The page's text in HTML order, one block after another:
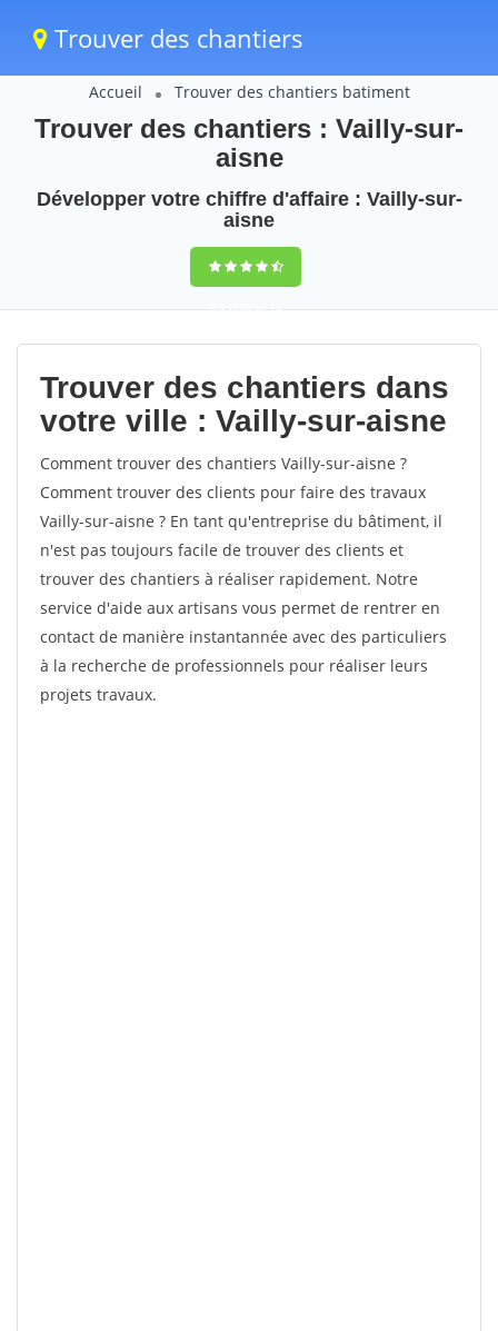
Trouver des chantiers
Accueil Trouver des chantiers batiment
Trouver des chantiers : Vailly-sur-
aisne
Développer votre chiffre d'affaire : Vailly-sur-
aisne
9,5(100%)70
votes
Trouver des chantiers dans
votre ville : Vailly-sur-aisne
Comment trouver des chantiers Vailly-sur-aisne ?
Comment trouver des clients pour faire des travaux
Vailly-sur-aisne ? En tant qu'entreprise du bâtiment, il
n'est pas toujours facile de trouver des clients et
trouver des chantiers à réaliser rapidement. Notre
service d'aide aux artisans vous permet de rentrer en
contact de manière instantannée avec des particuliers
à la recherche de professionnels pour réaliser leurs
projets travaux.